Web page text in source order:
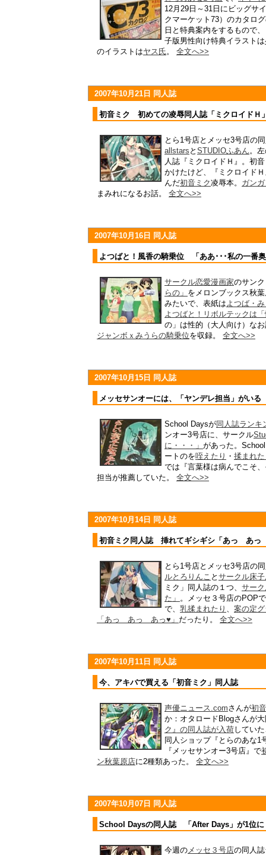
12月29日～31日にビッグサ
クマーケット73）のカタロ
日と特典案内をするもので
子版男性向け特典イラストは
のイラストはヤス氏。 全文へ>>
2007年10月21日 同人誌
初音ミク 初めての凌辱同人誌「ミクロイドＨ
とら1号店とメッセ3号店の
allstars と STUDIOふあん。
人誌『ミクロイドＨ』。初
かけたけど、『ミクロイド
んだ初音ミク凌辱本。 ガン
まみれになるお話。 全文へ>>
2007年10月16日 同人誌
よつばと！風香の騎乗位 「ああ･･･私の一番
サークル恋愛漫画家のサン
らの」 をメロンブックス秋
みたいで、表紙はよつば・
よつばと！リボルテックは
の」は性的（大人向け）な
ジャンボｘみうらの騎乗位を収録。 全文へ>>
2007年10月15日 同人誌
メッセサンオーには、「ヤンデレ担当」がいる
School Daysが同人誌ランキ
ンオー3号店に、サークル
に・・・」 があった。
ートのを咥えたり ・ 揉まれ
では『言葉様は病んでこそ
担当が推薦していた。 全文へ>>
2007年10月14日 同人誌
初音ミク同人誌 挿れてギシギシ「あっ あ
とら1号店とメッセ3号店の
ルとろりんこ と サークル床
ミク」同人誌の１つ、 サー
た」 。メッセ３号店のPOP
で、 乳揉まれたり 、 案の定
「あっ あっ あっ♥」 だったり。 全文へ>>
2007年10月11日 同人誌
今、アキバで買える「初音ミク」同人誌
声優ニュース.comさんが初
か：オタロードBlogさんが
ク』の同人誌が入荷してい
同人ショップ『とらのあな1
『メッセサンオー3号店』で
ン秋葉原店に2種類あった。 全文へ>>
2007年10月07日 同人誌
School Daysの同人誌 「After Days」が1位
今週のメッセ３号店の同人